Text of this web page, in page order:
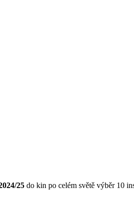
25 do kin po celém světě výběr 10